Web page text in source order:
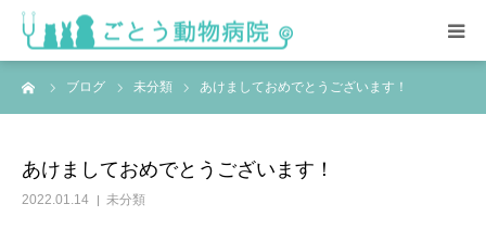
ブログ 未分類 あけましておめでとうございます！
あけましておめでとうございます！
2022.01.14 未分類
HOME